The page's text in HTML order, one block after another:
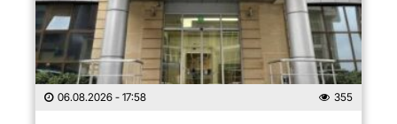
06.08.2026 - 17:58 355